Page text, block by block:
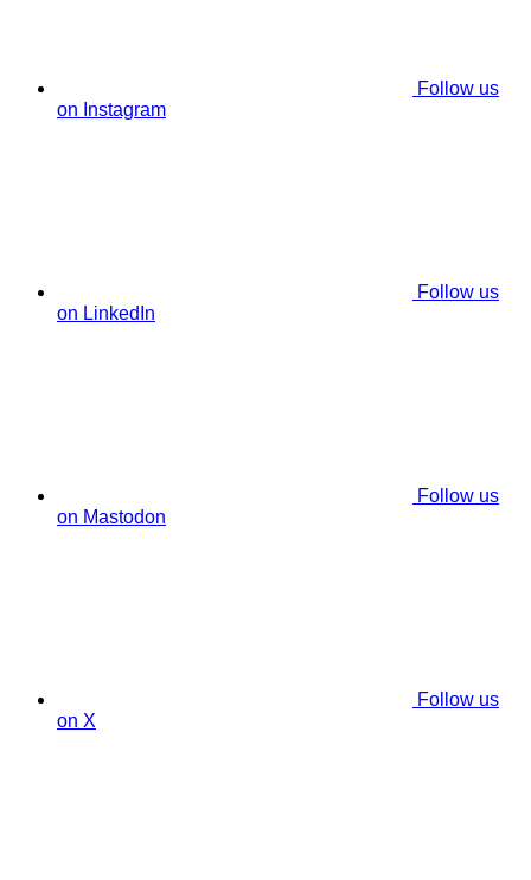
Follow us
on Instagram
Follow us
on LinkedIn
Follow us
on Mastodon
Follow us
on X